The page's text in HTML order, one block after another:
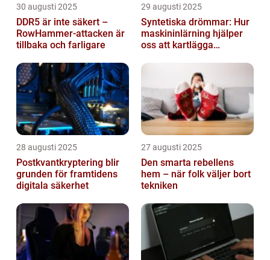
30 augusti 2025
DDR5 är inte säkert –
RowHammer-attacken är
tillbaka och farligare
29 augusti 2025
Syntetiska drömmar: Hur
maskininlärning hjälper
oss att kartlägga
28 augusti 2025
Postkvantkryptering blir
grunden för framtidens
digitala säkerhet
27 augusti 2025
Den smarta rebellens
hem – när folk väljer bort
tekniken